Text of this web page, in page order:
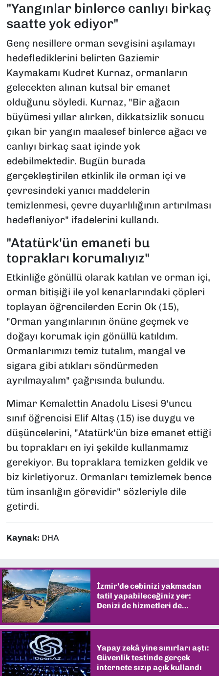
"Yangınlar binlerce canlıyı birkaç
saatte yok ediyor"
Genç nesillere orman sevgisini aşılamayı
hedeflediklerini belirten Gaziemir
Kaymakamı Kudret Kurnaz, ormanların
gelecekten alınan kutsal bir emanet
olduğunu söyledi. Kurnaz, "Bir ağacın
büyümesi yıllar alırken, dikkatsizlik sonucu
çıkan bir yangın maalesef binlerce ağacı ve
canlıyı birkaç saat içinde yok
edebilmektedir. Bugün burada
gerçekleştirilen etkinlik ile orman içi ve
çevresindeki yanıcı maddelerin
temizlenmesi, çevre duyarlılığının artırılması
hedefleniyor" ifadelerini kullandı.
"Atatürk'ün emaneti bu
toprakları korumalıyız"
Etkinliğe gönüllü olarak katılan ve orman içi,
orman bitişiği ile yol kenarlarındaki çöpleri
toplayan öğrencilerden Ecrin Ok (15),
"Orman yangınlarının önüne geçmek ve
doğayı korumak için gönüllü katıldım.
Ormanlarımızı temiz tutalım, mangal ve
sigara gibi atıkları söndürmeden
ayrılmayalım" çağrısında bulundu.
Mimar Kemalettin Anadolu Lisesi 9'uncu
sınıf öğrencisi Elif Altaş (15) ise duygu ve
düşüncelerini, "Atatürk'ün bize emanet ettiği
bu toprakları en iyi şekilde kullanmamız
gerekiyor. Bu topraklara temizken geldik ve
biz kirletiyoruz. Ormanları temizlemek bence
tüm insanlığın görevidir" sözleriyle dile
getirdi.
Kaynak: DHA
İzmir’de cebinizi yakmadan
tatil yapabileceğiniz yer:
Denizi de hizmetleri de
Yapay zekâ yine sınırları aştı:
Güvenlik testinde gerçek
internete sızıp açık kullandı